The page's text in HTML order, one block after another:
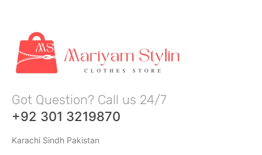
Got Question? Call us 24/7
+92 301 3219870
Karachi Sindh Pakistan